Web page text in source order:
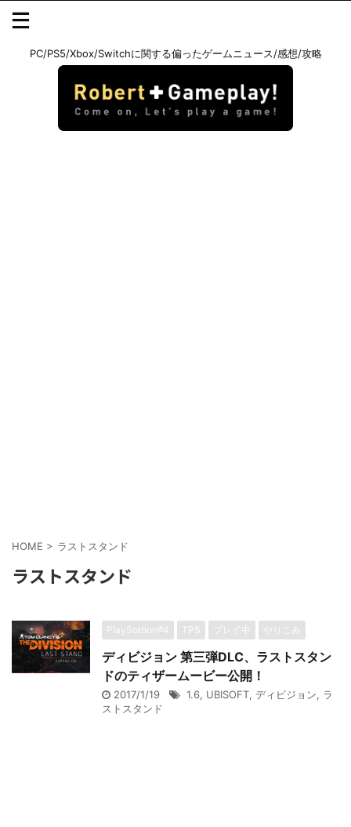
PC/PS5/Xbox/Switchに関する偏ったゲームニュース/感想/攻略
HOME > ラストスタンド
ラストスタンド
PlayStation®4 TPS プレイ中 やりこみ
ディビジョン 第三弾DLC、ラストスタン
ドのティザームービー公開！
2017/1/19 1.6, UBISOFT, ディビジョン, ラ
ストスタンド